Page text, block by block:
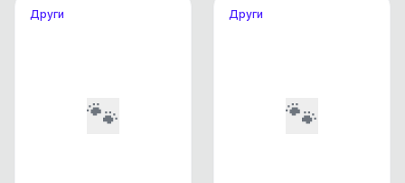
Други
🐾
Други
🐾